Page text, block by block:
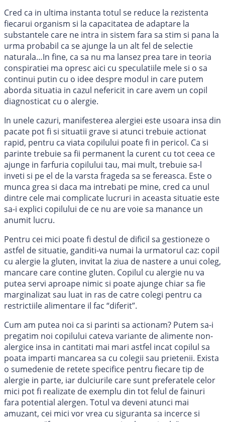
Cred ca in ultima instanta totul se reduce la rezistenta
fiecarui organism si la capacitatea de adaptare la
substantele care ne intra in sistem fara sa stim si pana la
urma probabil ca se ajunge la un alt fel de selectie
naturala…In fine, ca sa nu ma lansez prea tare in teoria
conspiratiei ma opresc aici cu speculatiile mele si o sa
continui putin cu o idee despre modul in care putem
aborda situatia in cazul nefericit in care avem un copil
diagnosticat cu o alergie.
In unele cazuri, manifesterea alergiei este usoara insa din
pacate pot fi si situatii grave si atunci trebuie actionat
rapid, pentru ca viata copilului poate fi in pericol. Ca si
parinte trebuie sa fii permanent la curent cu tot ceea ce
ajunge in farfuria copilului tau, mai mult, trebuie sa-l
inveti si pe el de la varsta frageda sa se fereasca. Este o
munca grea si daca ma intrebati pe mine, cred ca unul
dintre cele mai complicate lucruri in aceasta situatie este
sa-i explici copilului de ce nu are voie sa manance un
anumit lucru.
Pentru cei mici poate fi destul de dificil sa gestioneze o
astfel de situatie, ganditi-va numai la urmatorul caz: copil
cu alergie la gluten, invitat la ziua de nastere a unui coleg,
mancare care contine gluten. Copilul cu alergie nu va
putea servi aproape nimic si poate ajunge chiar sa fie
marginalizat sau luat in ras de catre colegi pentru ca
restrictiile alimentare il fac “diferit”.
Cum am putea noi ca si parinti sa actionam? Putem sa-i
pregatim noi copilului cateva variante de alimente non-
alergice insa in cantitati mai mari astfel incat copilul sa
poata imparti mancarea sa cu colegii sau prietenii. Exista
o sumedenie de retete specifice pentru fiecare tip de
alergie in parte, iar dulciurile care sunt preferatele celor
mici pot fi realizate de exemplu din tot felul de fainuri
fara potential alergen. Totul va deveni atunci mai
amuzant, cei mici vor vrea cu siguranta sa incerce si